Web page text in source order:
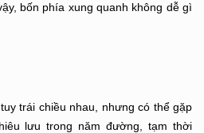
bốn phía xung quanh không dễ gì
trái chiều nhau, nhưng có thể gặp
lưu trong năm đường, tạm thời